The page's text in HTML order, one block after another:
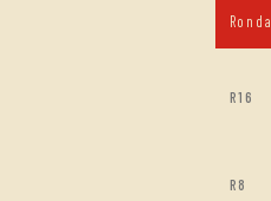
Ronda
R16
R8